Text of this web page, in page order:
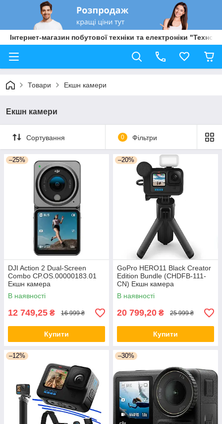
Інтернет-магазин побутової техніки та електроніки "Техно
Товари Екшн камери
Екшн камери
Сортування 0 Фільтри
–25%
DJI Action 2 Dual-Screen
Combo CP.OS.00000183.01
Екшн камера
В наявності
12 749,25 ₴ 16 999 ₴
Купити
–20%
GoPro HERO11 Black Creator
Edition Bundle (CHDFB-111-
CN) Екшн камера
В наявності
20 799,20 ₴ 25 999 ₴
Купити
–12% –30%